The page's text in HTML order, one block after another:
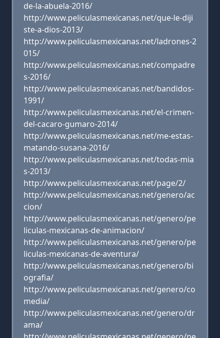
de-la-abuela-2016/
http://www.peliculasmexicanas.net/que-le-diji
ste-a-dios-2013/
http://www.peliculasmexicanas.net/ladrones-2
015/
http://www.peliculasmexicanas.net/compadre
s-2016/
http://www.peliculasmexicanas.net/bandidos-
1991/
http://www.peliculasmexicanas.net/el-crimen-
del-cacaro-gumaro-2014/
http://www.peliculasmexicanas.net/me-estas-
matando-susana-2016/
http://www.peliculasmexicanas.net/todas-mia
s-2013/
http://www.peliculasmexicanas.net/page/2/
http://www.peliculasmexicanas.net/genero/ac
cion/
http://www.peliculasmexicanas.net/genero/pe
liculas-mexicanas-de-animacion/
http://www.peliculasmexicanas.net/genero/pe
liculas-mexicanas-de-aventura/
http://www.peliculasmexicanas.net/genero/bi
ografia/
http://www.peliculasmexicanas.net/genero/co
media/
http://www.peliculasmexicanas.net/genero/dr
ama/